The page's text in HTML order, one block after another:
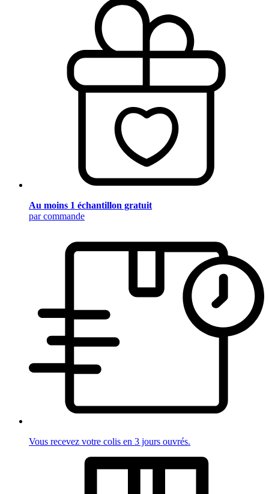
Au moins 1 échantillon gratuit
par commande
Vous recevez votre colis en 3 jours ouvrés.